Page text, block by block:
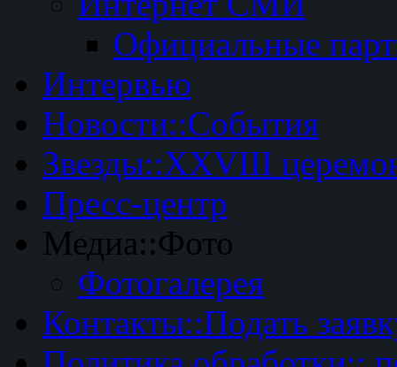
Официальные
Интервью
Новости::События
Звезды::XXVIII
Пресс-центр
Медиа::Фото
Фотогалерея
Контакты::Подать